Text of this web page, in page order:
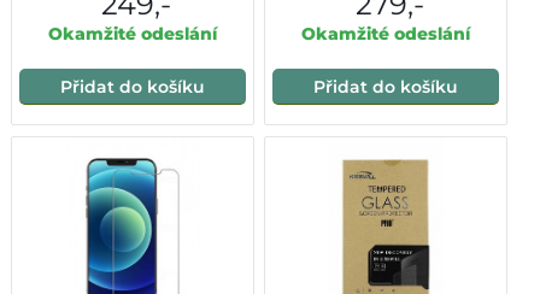
Okamžité odeslání
Přidat do košíku
Okamžité odeslání
Přidat do košíku